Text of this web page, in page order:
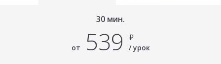
30 мин.
от 539 ₽
/ урок